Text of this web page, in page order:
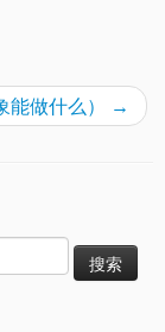
做什么）
→